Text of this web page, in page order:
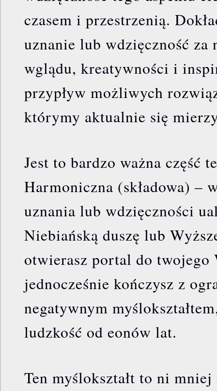
czasem i przestrzenią.
uznanie lub wdzięczność za
wglądu, kreatywności i
przypływ możliwych
którymy aktualnie się
Jest to bardzo ważna część
Harmoniczna (składowa) –
uznania lub wdzięczności
Niebiańską duszę lub
otwierasz portal do twojego
jednocześnie kończysz z
negatywnym
ludzkość od eonów lat.
Ten myślokształt to ni